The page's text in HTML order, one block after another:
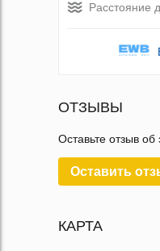
Расстояние
ОТЗЫВЫ
Оставьте отзыв
Оставить
КАРТА